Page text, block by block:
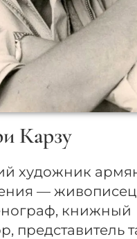
Карзу
художник
—
книжный
представитель